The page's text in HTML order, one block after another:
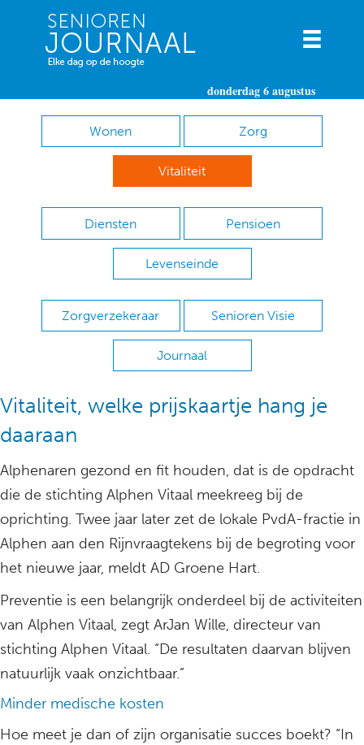
donderdag 6 augustus
Wonen Zorg
Vitaliteit
Diensten Pensioen
Levenseinde
Zorgverzekeraar Senioren Visie
Journaal
Vitaliteit, welke prijskaartje hang je
daaraan
Alphenaren gezond en fit houden, dat is de opdracht
die de stichting Alphen Vitaal meekreeg bij de
oprichting. Twee jaar later zet de lokale PvdA-fractie in
Alphen aan den Rijnvraagtekens bij de begroting voor
het nieuwe jaar, meldt AD Groene Hart.
Preventie is een belangrijk onderdeel bij de activiteiten
van Alphen Vitaal, zegt ArJan Wille, directeur van
stichting Alphen Vitaal. “De resultaten daarvan blijven
natuurlijk vaak onzichtbaar.”
Minder medische kosten
Hoe meet je dan of zijn organisatie succes boekt? “In